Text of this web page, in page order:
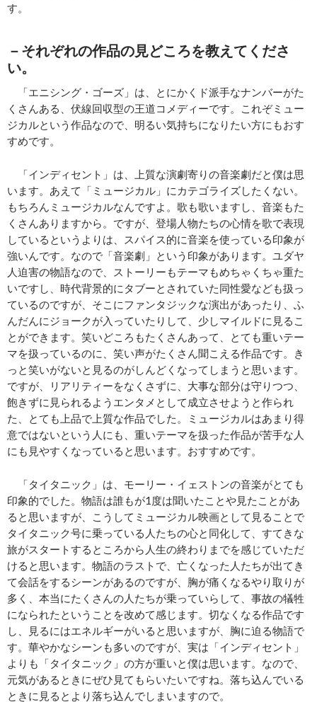
す。
－それぞれの作品の見どころを教えてくださ
い。
「エニシング・ゴーズ」は、とにかくド派手なナンバーがた
くさんある、伏線回収型の王道コメディーです。これぞミュー
ジカルという作品なので、明るい気持ちになりたい方にもおす
すめです。
「インディセント」は、上質な演劇寄りの音楽劇だと僕は思
います。あえて「ミュージカル」にカテゴライズしたくない。
もちろんミュージカルなんですよ。歌も歌いますし、音楽もた
くさんありますから。ですが、登場人物たちの心情を歌で表現
しているというよりは、スパイス的に音楽を使っている印象が
強いんです。なので「音楽劇」という印象があります。ユダヤ
人迫害の物語なので、ストーリーもテーマもめちゃくちゃ重た
いですし、時代背景的にタブーとされていた同性愛なども扱っ
ているのですが、そこにファンタジックな演出があったり、ふ
んだんにジョークが入っていたりして、少しマイルドに見るこ
とができます。笑いどころもたくさんあって、とても重いテー
マを扱っているのに、笑い声がたくさん聞こえる作品です。き
っと笑いがないと見るのがしんどくなってしまうと思います。
ですが、リアリティーをなくさずに、大事な部分は守りつつ、
飽きずに見られるようエンタメとして成立させようと作られ
た、とても上品で上質な作品でした。ミュージカルはあまり得
意ではないという人にも、重いテーマを扱った作品が苦手な人
にも見やすくなっていると思います。おすすめです。
「タイタニック」は、モーリー・イェストンの音楽がとても
印象的でした。物語は誰もが1度は聞いたことや見たことがあ
ると思いますが、こうしてミュージカル映画として見ることで
タイタニック号に乗っている人たちの心と同化して、すてきな
旅がスタートするところから人生の終わりまでを感じていただ
けると思います。物語のラストで、亡くなった人たちが出てき
て会話をするシーンがあるのですが、胸が痛くなるやり取りが
多く、本当にたくさんの人たちが乗っていらして、事故の犠牲
になられたということを改めて感じます。切なくなる作品です
し、見るにはエネルギーがいると思いますが、胸に迫る物語で
す。華やかなシーンも多いのですが、実は「インディセント」
よりも「タイタニック」の方が重いと僕は思います。なので、
元気があるときにぜひ見てもらいたいですね。落ち込んでいる
ときに見るとより落ち込んでしまいますので。